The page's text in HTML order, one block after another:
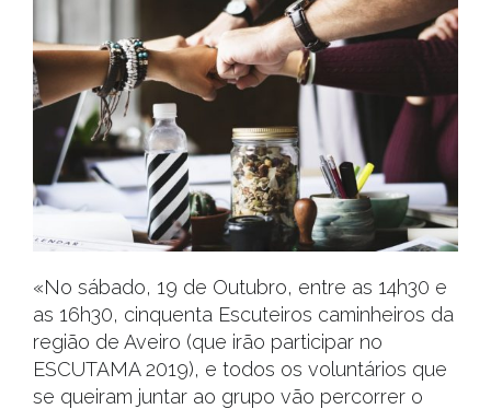
«No sábado, 19 de Outubro, entre as 14h30 e
as 16h30, cinquenta Escuteiros caminheiros da
região de Aveiro (que irão participar no
ESCUTAMA 2019), e todos os voluntários que
se queiram juntar ao grupo vão percorrer o